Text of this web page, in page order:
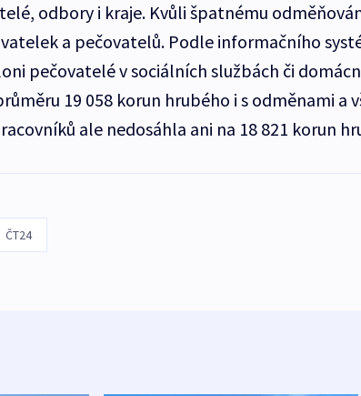
odbory i kraje. Kvůli špatnému
a pečovatelů. Podle informačního
pečovatelé v sociálních službách či
19 058 korun hrubého i s odměnami a
ale nedosáhla ani na 18 821 korun
ČT24